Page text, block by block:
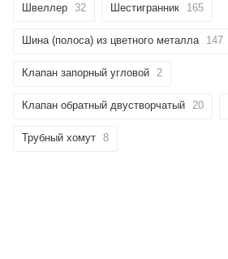
Швеллер 32 Шестигранник 165
Шина (полоса) из цветного металла 147
Клапан запорный угловой 2
Клапан обратный двустворчатый 20
Трубный хомут 8